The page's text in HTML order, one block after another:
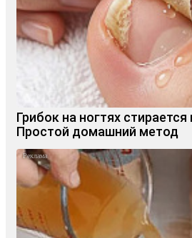
Грибок на ногтях
Простой домашний метод